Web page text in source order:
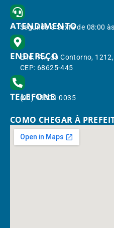
ATENDIMENTO
Segunda à Sexta de 08:00
ENDEREÇO
End.: Av. do Contorno,
CEP: 68625-445
TELEFONE
(91) 98309-0035
COMO CHEGAR À